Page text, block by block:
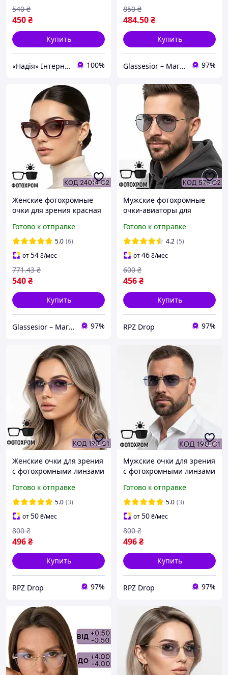
450₴
540 ₴
Купить
«Надія» Інтернет-Магазин 100%
484.50₴
850 ₴
Купить
Glassesior – Магазин оптики 97%
Женские фотохромные
очки для зрения красная
полимерные линзы. Код
24014 С2
Готово к отправке
5.0 (6)
от54₴/мес
540₴
771.43 ₴
Купить
Glassesior – Магазин оптики 97%
Мужские фотохромные
очки-авиаторы для
оправой. Код: 575 С2
Готово к отправке
4.2 (5)
от46₴/мес
456₴
600 ₴
Купить
RPZ Drop 97%
Женские очки для зрения
с фотохромными линзами
элегантность без оправы.
Код 190 C1
Готово к отправке
5.0 (3)
от50₴/мес
496₴
800 ₴
Купить
RPZ Drop 97%
Мужские очки для зрения
с фотохромными линзами
элегантность без оправы.
Код 190 C1
Готово к отправке
5.0 (3)
от50₴/мес
496₴
800 ₴
Купить
RPZ Drop 97%